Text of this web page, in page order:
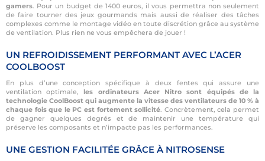
gamers. Pour un budget de 1400 euros, il vous permettra non seulement
de faire tourner des jeux gourmands mais aussi de réaliser des tâches
complexes comme le montage vidéo en toute discrétion grâce au système
de ventilation. Plus rien ne vous empêchera de jouer !
UN REFROIDISSEMENT PERFORMANT AVEC L’ACER
COOLBOOST
En plus d’une conception spécifique à deux fentes qui assure une
ventilation optimale, les ordinateurs Acer Nitro sont équipés de la
technologie CoolBoost qui augmente la vitesse des ventilateurs de 10 % à
chaque fois que le PC est fortement sollicité. Concrètement, cela permet
de gagner quelques degrés et de maintenir une température qui
préserve les composants et n’impacte pas les performances.
UNE GESTION FACILITÉE GRÂCE À NITROSENSE